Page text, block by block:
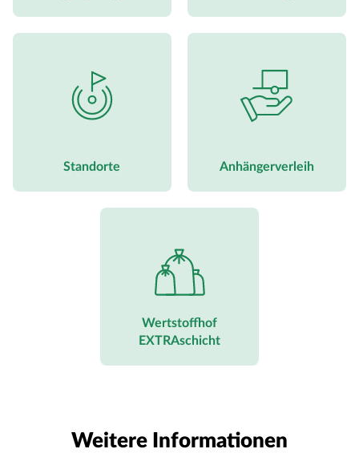
Standorte Anhängerverleih
Wertstoffhof
EXTRAschicht
Weitere Informationen